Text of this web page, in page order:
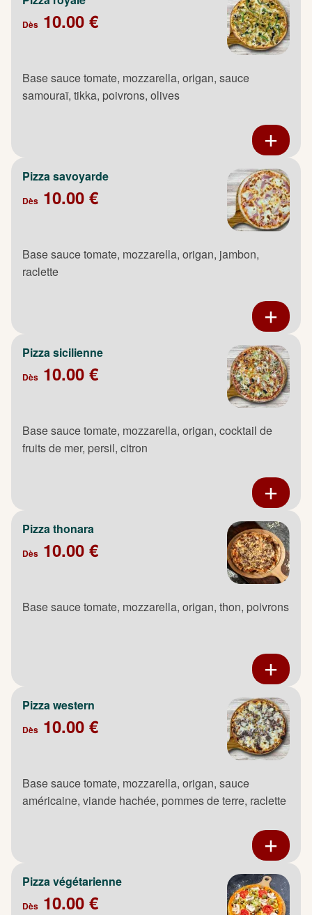
Dès 10.00 €
Base sauce tomate, mozzarella, origan, sauce
samouraï, tikka, poivrons, olives
Pizza savoyarde
Dès 10.00 €
Base sauce tomate, mozzarella, origan, jambon,
raclette
Pizza sicilienne
Dès 10.00 €
Base sauce tomate, mozzarella, origan, cocktail de
fruits de mer, persil, citron
Pizza thonara
Dès 10.00 €
Base sauce tomate, mozzarella, origan, thon, poivrons
Pizza western
Dès 10.00 €
Base sauce tomate, mozzarella, origan, sauce
américaine, viande hachée, pommes de terre, raclette
Pizza végétarienne
Dès 10.00 €